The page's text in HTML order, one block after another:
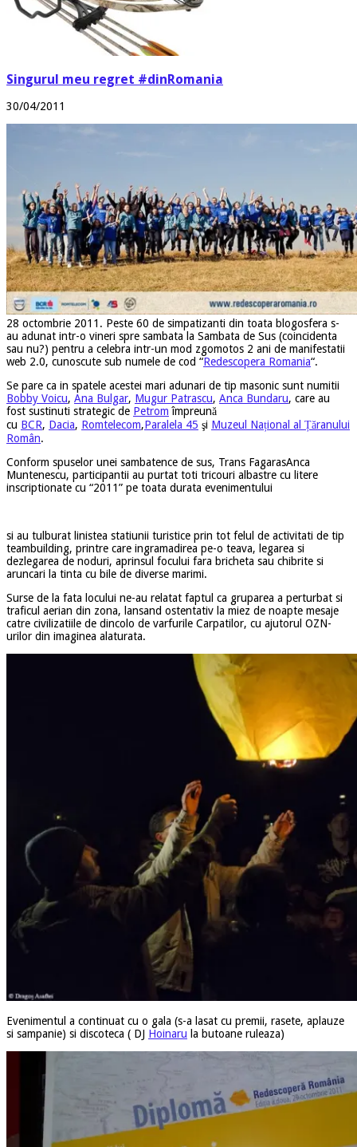
Singurul meu regret #dinRomania
30/04/2011
28 octombrie 2011. Peste 60 de simpatizanti din toata blogosfera s-
au adunat intr-o vineri spre sambata la Sambata de Sus (coincidenta
sau nu?) pentru a celebra intr-un mod zgomotos 2 ani de manifestatii
web 2.0, cunoscute sub numele de cod “Redescopera Romania“.
Se pare ca in spatele acestei mari adunari de tip masonic sunt numitii
Bobby Voicu, Ana Bulgar, Mugur Patrascu, Anca Bundaru, care au
fost sustinuti strategic de Petrom împreună
cu BCR, Dacia, Romtelecom,Paralela 45 şi Muzeul Național al Țăranului
Român.
Conform spuselor unei sambatence de sus, Trans FagarasAnca
Muntenescu, participantii au purtat toti tricouri albastre cu litere
inscriptionate cu “2011” pe toata durata evenimentului
si au tulburat linistea statiunii turistice prin tot felul de activitati de tip
teambuilding, printre care ingramadirea pe-o teava, legarea si
dezlegarea de noduri, aprinsul focului fara bricheta sau chibrite si
aruncari la tinta cu bile de diverse marimi.
Surse de la fata locului ne-au relatat faptul ca gruparea a perturbat si
traficul aerian din zona, lansand ostentativ la miez de noapte mesaje
catre civilizatiile de dincolo de varfurile Carpatilor, cu ajutorul OZN-
urilor din imaginea alaturata.
Evenimentul a continuat cu o gala (s-a lasat cu premii, rasete, aplauze
si sampanie) si discoteca ( DJ Hoinaru la butoane ruleaza)